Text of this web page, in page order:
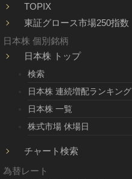
TOPIX
東証グロース市場250指数
日本株 個別銘柄
日本株 トップ
検索
日本株 連続増配ランキング
日本株 一覧
株式市場 休場日
チャート検索
為替レート